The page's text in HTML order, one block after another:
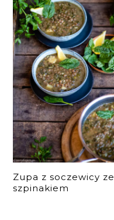
Zupa z soczewicy ze
szpinakiem